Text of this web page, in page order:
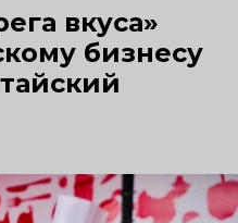
вкуса»
бизнесу